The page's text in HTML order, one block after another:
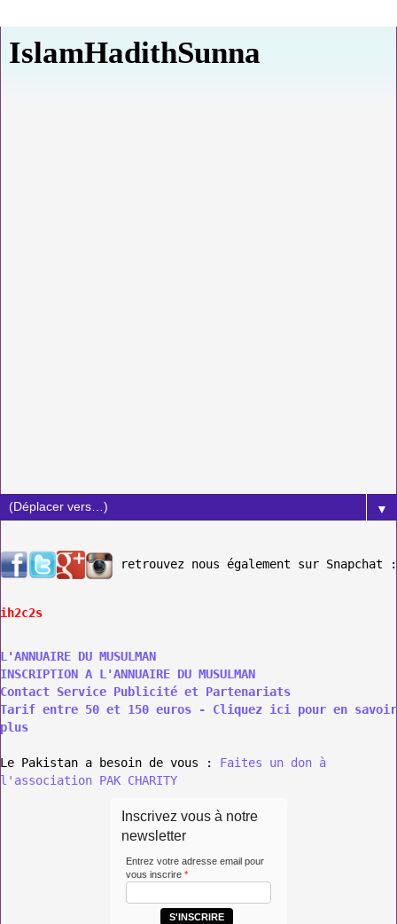
IslamHadithSunna
▼
retrouvez nous également sur Snapchat :
ih2c2s
L'ANNUAIRE DU MUSULMAN
INSCRIPTION A L'ANNUAIRE DU MUSULMAN
Contact Service Publicité et Partenariats
Tarif entre 50 et 150 euros - Cliquez ici pour en savoir
plus
Le Pakistan a besoin de vous : Faites un don à
l'association PAK CHARITY
Inscrivez vous à notre
newsletter
Entrez votre adresse email pour
vous inscrire *
S'INSCRIRE